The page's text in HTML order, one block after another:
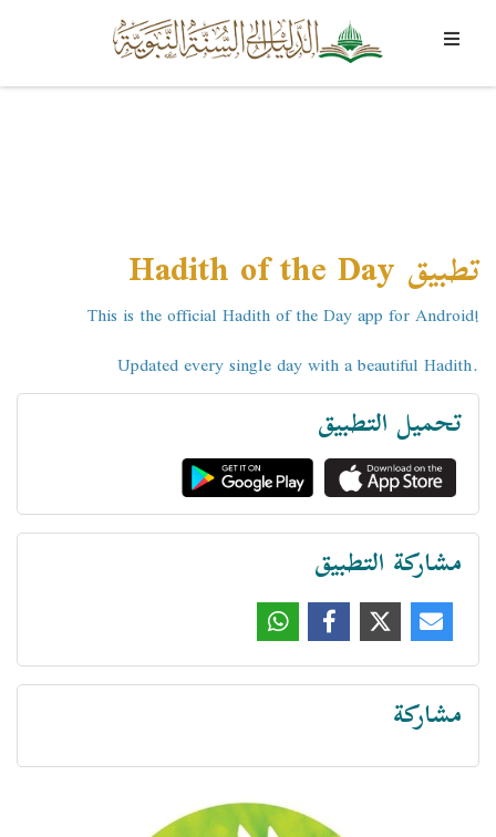
تطبيق Hadith of the Day
This is the official Hadith of the Day app for Android!
Updated every single day with a beautiful Hadith.
تحميل التطبيق
مشاركة التطبيق
مشاركة